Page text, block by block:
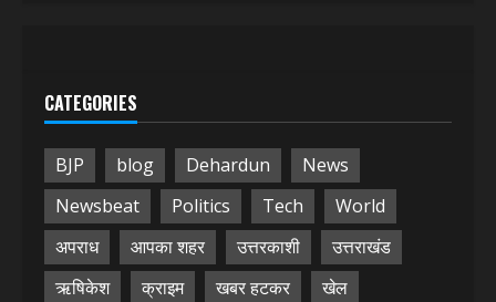
CATEGORIES
BJP blog Dehardun
News
Newsbeat
Politics Tech
World
अपराध
आपका शहर उत्तरकाशी
उत्तराखंड
ऋषिकेश
क्राइम खबर हटकर
खेल